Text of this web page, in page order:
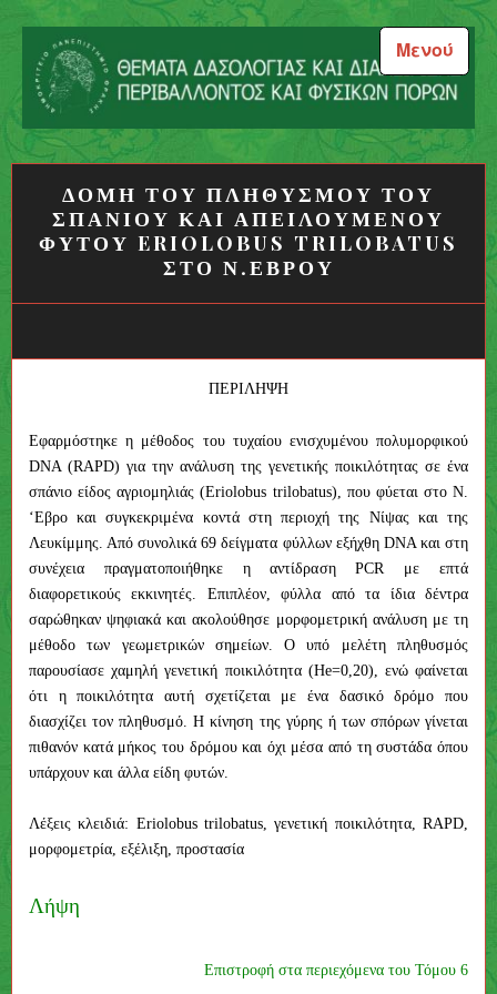
Μεταπηδήστε
περιεχόμενο
Θέματα Δασολογίας και
Διαχείρισης Περιβάλλοντος
και Φυσικών Πόρων
Μενού
ΔΟΜΗ ΤΟΥ ΠΛΗΘΥΣΜΟΥ ΤΟΥ
ΣΠΑΝΙΟΥ ΚΑΙ ΑΠΕΙΛΟΥΜΕΝΟΥ
ΦΥΤΟΥ ERIOLOBUS TRILOBATUS
ΣΤΟ Ν.ΕΒΡΟΥ
ΠΕΡΙΛΗΨΗ
Εφαρμόστηκε η μέθοδος του τυχαίου ενισχυμένου πολυμορφικού
DΝΑ (RAPD) για την ανάλυση της γενετικής ποικιλότητας σε ένα
σπάνιο είδος αγριομηλιάς (Eriolobus trilobatus), που φύεται στο Ν.
‘Εβρο και συγκεκριμένα κοντά στη περιοχή της Νίψας και της
Λευκίμμης. Από συνολικά 69 δείγματα φύλλων εξήχθη DNA και στη
συνέχεια πραγματοποιήθηκε η αντίδραση ΡCR με επτά
διαφορετικούς εκκινητές. Επιπλέον, φύλλα από τα ίδια δέντρα
σαρώθηκαν ψηφιακά και ακολούθησε μορφομετρική ανάλυση με τη
μέθοδο των γεωμετρικών σημείων. Ο υπό μελέτη πληθυσμός
παρουσίασε χαμηλή γενετική ποικιλότητα (Ηe=0,20), ενώ φαίνεται
ότι η ποικιλότητα αυτή σχετίζεται με ένα δασικό δρόμο που
διασχίζει τον πληθυσμό. Η κίνηση της γύρης ή των σπόρων γίνεται
πιθανόν κατά μήκος του δρόμου και όχι μέσα από τη συστάδα όπου
υπάρχουν και άλλα είδη φυτών.
Λέξεις κλειδιά: Eriolobus trilobatus, γενετική ποικιλότητα, RAPD,
μορφομετρία, εξέλιξη, προστασία
Λήψη
Επιστροφή στα περιεχόμενα του Τόμου 6